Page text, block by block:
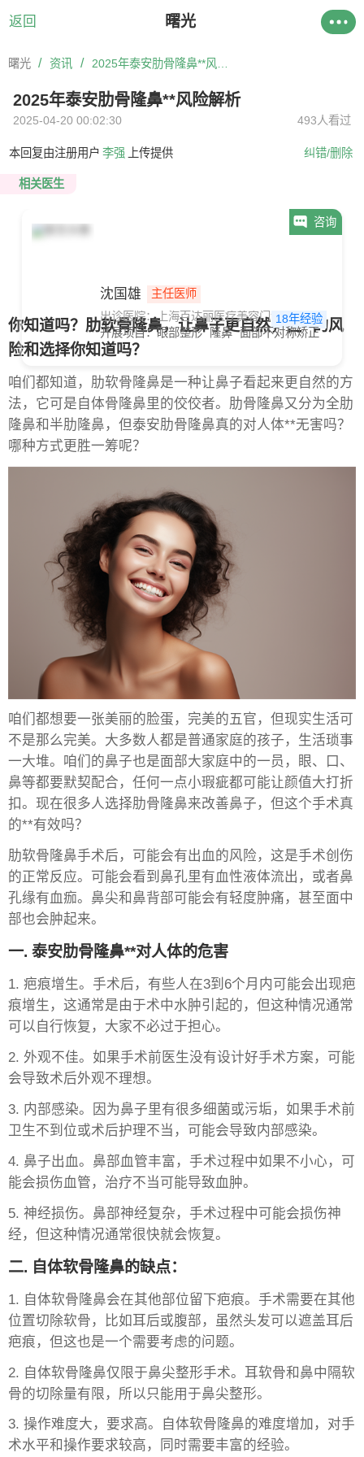
返回 曙光
曙光 / 资讯 /
2025年泰安肋骨隆鼻**风险解析
2025-04-20 00:02:30 493人看过
本回复由注册用户 李强 上传提供 纠错/删除
相关医生
沈国雄
主任医师
18年经验
出诊医院：上海百达丽医疗美容门诊部
开展项目：眼部整形 隆鼻 面部不对称矫正
咨询
你知道吗？肋软骨隆鼻，让鼻子更自然，但**的风
险和选择你知道吗？
咱们都知道，肋软骨隆鼻是一种让鼻子看起来更自然的方
法，它可是自体骨隆鼻里的佼佼者。肋骨隆鼻又分为全肋
隆鼻和半肋隆鼻，但泰安肋骨隆鼻真的对人体**无害吗？
哪种方式更胜一筹呢？
咱们都想要一张美丽的脸蛋，完美的五官，但现实生活可
不是那么完美。大多数人都是普通家庭的孩子，生活琐事
一大堆。咱们的鼻子也是面部大家庭中的一员，眼、口、
鼻等都要默契配合，任何一点小瑕疵都可能让颜值大打折
扣。现在很多人选择肋骨隆鼻来改善鼻子，但这个手术真
的**有效吗？
肋软骨隆鼻手术后，可能会有出血的风险，这是手术创伤
的正常反应。可能会看到鼻孔里有血性液体流出，或者鼻
孔缘有血痂。鼻尖和鼻背部可能会有轻度肿痛，甚至面中
部也会肿起来。
一. 泰安肋骨隆鼻**对人体的危害
1. 疤痕增生。手术后，有些人在3到6个月内可能会出现疤
痕增生，这通常是由于术中水肿引起的，但这种情况通常
可以自行恢复，大家不必过于担心。
2. 外观不佳。如果手术前医生没有设计好手术方案，可能
会导致术后外观不理想。
3. 内部感染。因为鼻子里有很多细菌或污垢，如果手术前
卫生不到位或术后护理不当，可能会导致内部感染。
4. 鼻子出血。鼻部血管丰富，手术过程中如果不小心，可
能会损伤血管，治疗不当可能导致血肿。
5. 神经损伤。鼻部神经复杂，手术过程中可能会损伤神
经，但这种情况通常很快就会恢复。
二. 自体软骨隆鼻的缺点：
1. 自体软骨隆鼻会在其他部位留下疤痕。手术需要在其他
位置切除软骨，比如耳后或腹部，虽然头发可以遮盖耳后
疤痕，但这也是一个需要考虑的问题。
2. 自体软骨隆鼻仅限于鼻尖整形手术。耳软骨和鼻中隔软
骨的切除量有限，所以只能用于鼻尖整形。
3. 操作难度大，要求高。自体软骨隆鼻的难度增加，对手
术水平和操作要求较高，同时需要丰富的经验。